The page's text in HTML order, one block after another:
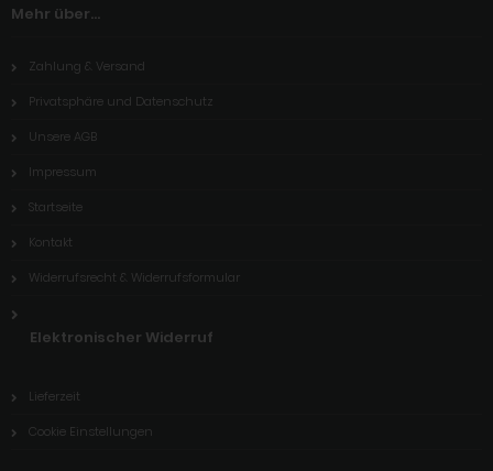
Mehr über...
Zahlung & Versand
Privatsphäre und Datenschutz
Unsere AGB
Impressum
Startseite
Kontakt
Widerrufsrecht & Widerrufsformular
Elektronischer Widerruf
Lieferzeit
Cookie Einstellungen